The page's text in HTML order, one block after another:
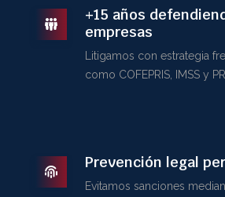
+15 años
empresas
Litigamos con estrategia
como COFEPRIS, IMSS y
Prevención legal
Evitamos sanciones